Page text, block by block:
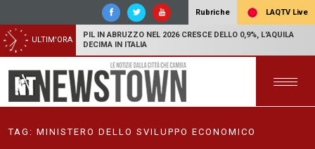
Rubriche LAQTV Live
ULTIM'ORA
PIL IN ABRUZZO NEL 2026 CRESCE DELLO 0,9%, L'AQUILA
DECIMA IN ITALIA
TAG: MINISTERO DELLO SVILUPPO ECONOMICO